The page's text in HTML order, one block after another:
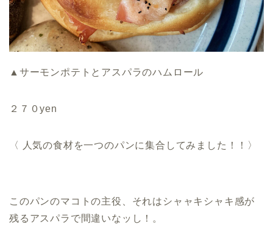
▲サーモンポテトとアスパラのハムロール
２７０yen
〈 人気の食材を一つのパンに集合してみました！！〉
このパンのマコトの主役、それはシャャキシャキ感が
残るアスパラで間違いなッし！。